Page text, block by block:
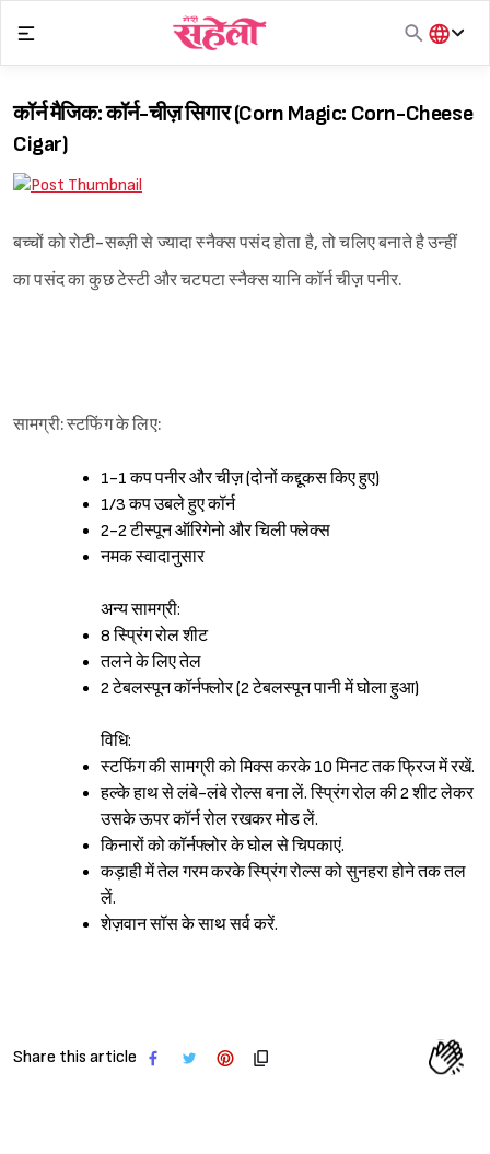
content
हिंदी
मराठी
कॉर्न मैजिक: कॉर्न-चीज़ सिगार (Corn Magic: Corn-Cheese
Cigar)
बच्चों को रोटी-सब्ज़ी से ज्यादा स्नैक्स पसंद होता है, तो चलिए बनाते है उन्हीं
का पसंद का कुछ टेस्टी और चटपटा स्नैक्स यानि कॉर्न चीज़ पनीर.
सामग्री: स्टफिंग के लिए:
1-1 कप पनीर और चीज़ (दोनों कद्दूकस किए हुए)
1/3 कप उबले हुए कॉर्न
2-2 टीस्पून ऑरिगेनो और चिली फ्लेक्स
नमक स्वादानुसार
अन्य सामग्री:
8 स्प्रिंग रोल शीट
तलने के लिए तेल
2 टेबलस्पून कॉर्नफ्लोर (2 टेबलस्पून पानी में घोला हुआ)
विधि:
स्टफिंग की सामग्री को मिक्स करके 10 मिनट तक फ्रिज में रखें.
हल्के हाथ से लंबे-लंबे रोल्स बना लें. स्प्रिंग रोल की 2 शीट लेकर
उसके ऊपर कॉर्न रोल रखकर मोड लें.
किनारों को कॉर्नफ्लोर के घोल से चिपकाएं.
कड़ाही में तेल गरम करके स्प्रिंग रोल्स को सुनहरा होने तक तल
लें.
शेज़वान सॉस के साथ सर्व करें.
Share this article